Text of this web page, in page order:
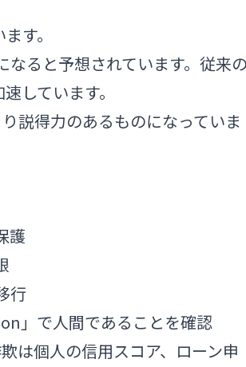
す。
なると予想されています。従来の
しています。
説得力のあるものになっていま
護
行
」で人間であることを確認
は個人の信用スコア、ローン申